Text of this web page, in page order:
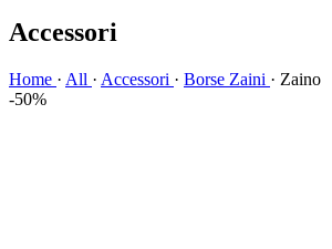
Accessori
Home · All · Accessori · Borse Zaini · Zaino
-50%